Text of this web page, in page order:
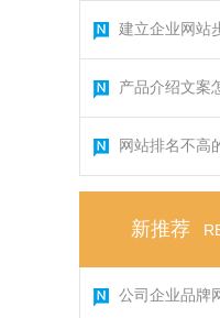
建立企业网站
产品介绍文案
网站排名不高
新推荐
公司企业品牌